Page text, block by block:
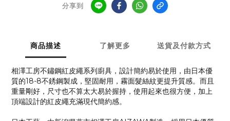
分享到
商品描述 了解更多 送貨及付款方式
相澤工房不鏽鋼紅皮繩系列廚具，設計簡約易於使用，由日本優
質的18-8不銹鋼製成，堅固耐用，霧面髮絲紋更提升質感。而且
重量剛好，尺寸也不算太大易於握持，使用起來也很方便，加上
頂端設計的紅皮繩充滿現代簡約感。